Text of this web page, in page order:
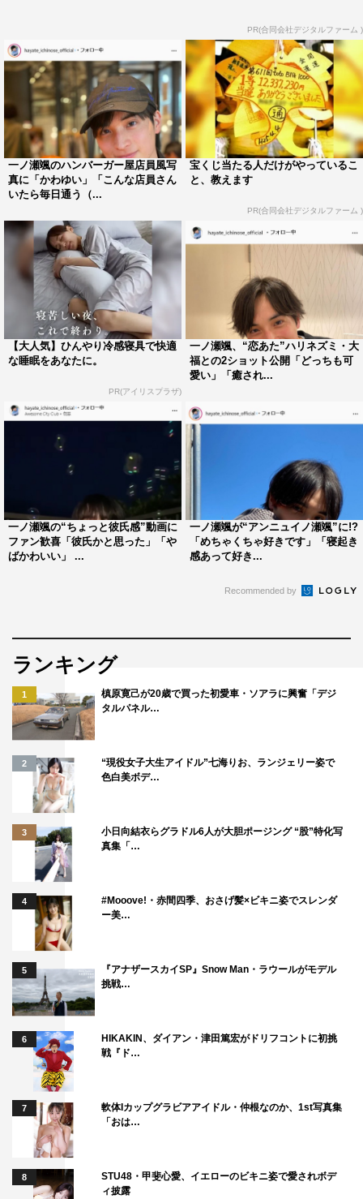
PR(合同会社デジタルファーム )
一ノ瀬颯のハンバーガー屋店員風写
真に「かわゆい」「こんな店員さん
いたら毎日通う（...
宝くじ当たる人だけがやっているこ
と、教えます
PR(合同会社デジタルファーム )
【大人気】ひんやり冷感寝具で快適
な睡眠をあなたに。
PR(アイリスプラザ)
一ノ瀬颯、“恋あた”ハリネズミ・大
福との2ショット公開「どっちも可
愛い」「癒され...
一ノ瀬颯の“ちょっと彼氏感”動画に
ファン歓喜「彼氏かと思った」「や
ばかわいい」 ...
一ノ瀬颯が“アンニュイノ瀬颯”に!?
「めちゃくちゃ好きです」「寝起き
感あって好き...
Recommended by
ランキング
1
槙原寛己が20歳で買った初愛車・ソアラに興奮「デジ
タルパネル…
2
“現役女子大生アイドル”七海りお、ランジェリー姿で
色白美ボデ…
3
小日向結衣らグラドル6人が大胆ポージング “股”特化写
真集「…
4
#Mooove!・赤間四季、おさげ髪×ビキニ姿でスレンダ
ー美…
5
『アナザースカイSP』Snow Man・ラウールがモデル
挑戦…
6
HIKAKIN、ダイアン・津田篤宏がドリフコントに初挑
戦『ド…
7
軟体Iカップグラビアアイドル・仲根なのか、1st写真集
「おは…
8
STU48・甲斐心愛、イエローのビキニ姿で愛されボデ
ィ披露